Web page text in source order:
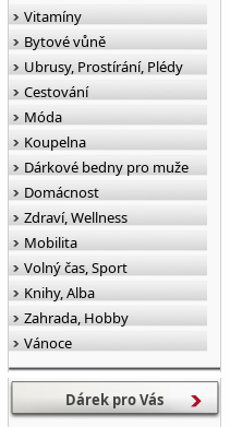
Vitamíny
Bytové vůně
Ubrusy, Prostírání, Plédy
Cestování
Móda
Koupelna
Dárkové bedny pro muže
Domácnost
Zdraví, Wellness
Mobilita
Volný čas, Sport
Knihy, Alba
Zahrada, Hobby
Vánoce
Dárek pro Vás